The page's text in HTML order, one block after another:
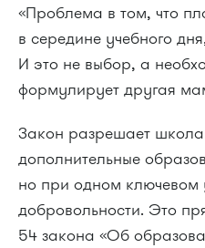
«Проблема в том, что
в середине учебного
И это не выбор, а
формулирует другая
Закон разрешает
дополнительные
но при одном
добровольности. Это
54 закона «Об